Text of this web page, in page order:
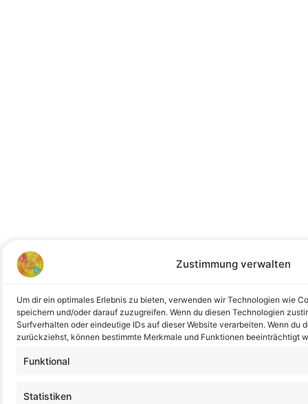
Zustimmung verwalten
Um dir ein optimales Erlebnis zu bieten, verwenden wir Technologien wie
speichern und/oder darauf zuzugreifen. Wenn du diesen Technologien
Surfverhalten oder eindeutige IDs auf dieser Website verarbeiten. Wenn du
zurückziehst, können bestimmte Merkmale und Funktionen beeinträchtigt
Funktional
Statistiken